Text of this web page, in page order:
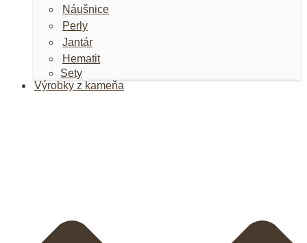
Náušnice
Perly
Jantár
Hematit
Sety
Výrobky z kameňa